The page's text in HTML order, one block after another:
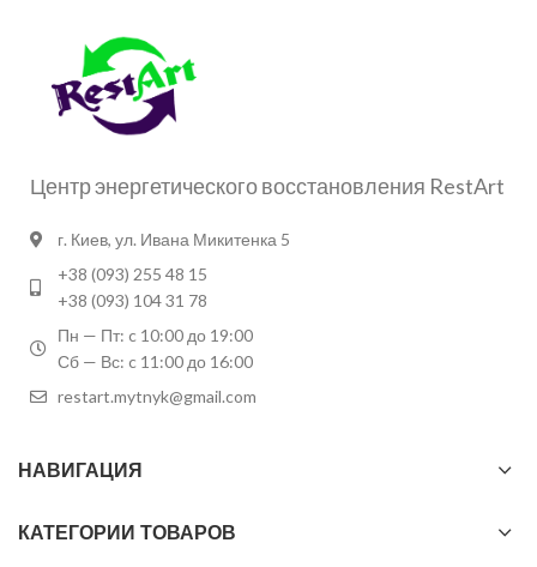
Центр энергетического восстановления RestArt
г. Киев, ул. Ивана Микитенка 5
+38 (093) 255 48 15
+38 (093) 104 31 78
Пн — Пт: c 10:00 до 19:00
Сб — Вс: c 11:00 до 16:00
restart.mytnyk@gmail.com
НАВИГАЦИЯ
КАТЕГОРИИ ТОВАРОВ